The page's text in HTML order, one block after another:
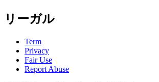
リーガル
Term
Privacy
Fair Use
Report Abuse